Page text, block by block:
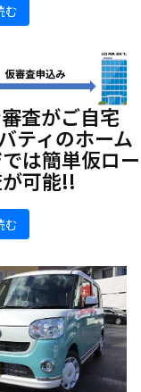
む
査がご自宅
ティのホーム
は簡単仮ロー
可能!!
む